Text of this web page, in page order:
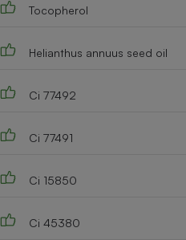
Tocopherol
Helianthus annuus seed oil
Ci 77492
Ci 77491
Ci 15850
Ci 45380